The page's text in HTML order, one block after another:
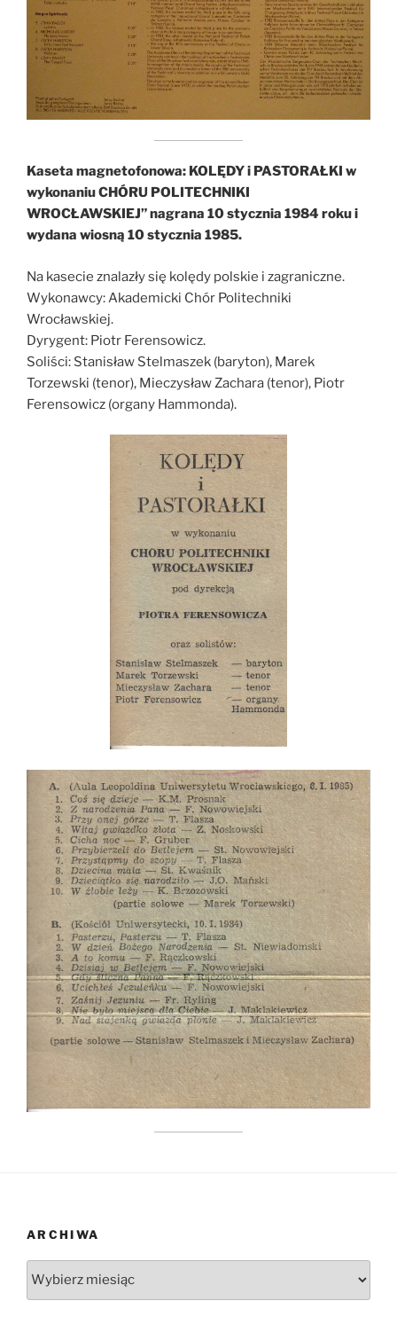
Kaseta magnetofonowa: KOLĘDY i PASTORAŁKI w
wykonaniu CHÓRU POLITECHNIKI
WROCŁAWSKIEJ” nagrana 10 stycznia 1984 roku i
wydana wiosną 10 stycznia 1985.
Na kasecie znalazły się kolędy polskie i zagraniczne.
Wykonawcy: Akademicki Chór Politechniki
Wrocławskiej.
Dyrygent: Piotr Ferensowicz.
Soliści: Stanisław Stelmaszek (baryton), Marek
Torzewski (tenor), Mieczysław Zachara (tenor), Piotr
Ferensowicz (organy Hammonda).
ARCHIWA